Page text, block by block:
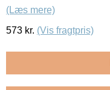
(Læs mere)
573 kr. (Vis fragtpris)